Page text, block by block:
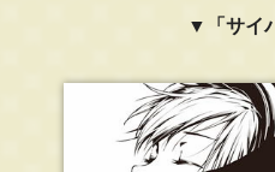
▼「サイ